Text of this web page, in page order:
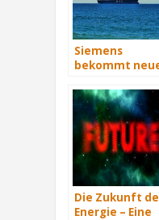
Siemens
bekommt
Schiffe
Die Zukunft
Energie – Eine